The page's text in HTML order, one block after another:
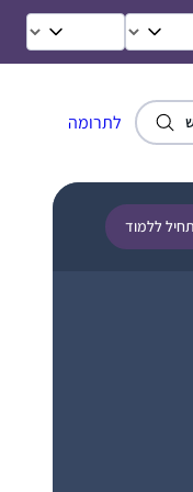
לתרומה
ללמוד
חשוב לי
ואת
שאצטרף
אך אם לא
שבת. בסבב
כמו בישול או
ואופן
ואולי